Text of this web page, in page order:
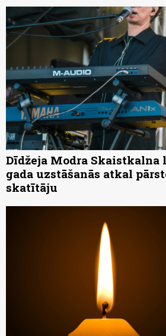
Dīdžeja Modra Skaistkalna
gada uzstāšanās atkal
skatītāju